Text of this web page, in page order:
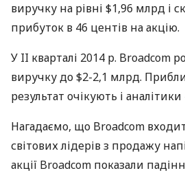
виручку на рівні $1,96 млрд і
прибуток в 46 центів на акцію.
У II кварталі 2014 р. Broadcom
виручку до $2-2,1 млрд.
результат очікують і
Нагадаємо, що Broadcom
світових лідерів з продажу
акції Broadcom показали